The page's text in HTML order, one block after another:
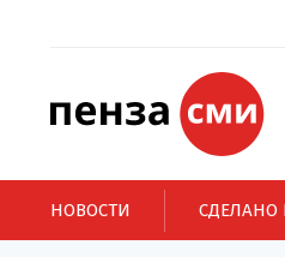
НОВОСТИ СДЕЛАНО